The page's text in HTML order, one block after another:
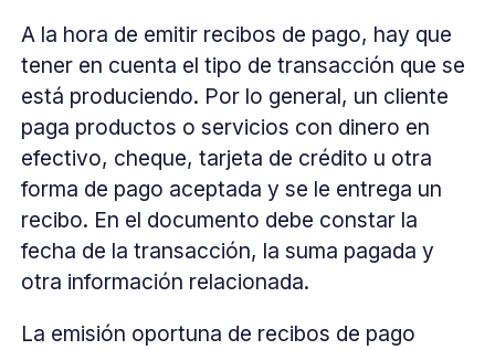
A la hora de emitir recibos de pago, hay que
tener en cuenta el tipo de transacción que se
está produciendo. Por lo general, un cliente
paga productos o servicios con dinero en
efectivo, cheque, tarjeta de crédito u otra
forma de pago aceptada y se le entrega un
recibo. En el documento debe constar la
fecha de la transacción, la suma pagada y
otra información relacionada.
La emisión oportuna de recibos de pago